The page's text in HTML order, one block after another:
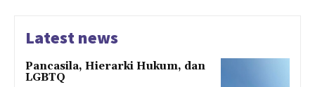
Latest news
Pancasila, Hierarki Hukum, dan
LGBTQ